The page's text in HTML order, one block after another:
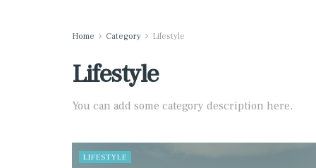
Home Category Lifestyle
Lifestyle
You can add some category description here.
LIFESTYLE